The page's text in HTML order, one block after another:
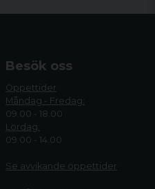
Besök oss
Öppettider
Måndag - Fredag:
09.00 - 18.00
Lördag:
09.00 - 14.00
Se avvikande öppettider